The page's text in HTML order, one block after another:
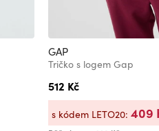
GAP
Tričko s logem Gap
512 Kč
s kódem LETO20: 409